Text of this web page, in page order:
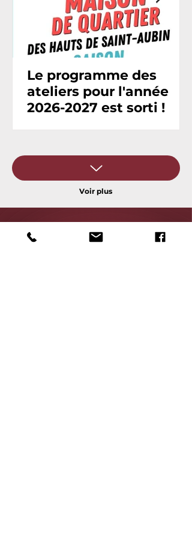
Le programme des
ateliers pour l'année
2026-2027 est sorti !
Voir plus